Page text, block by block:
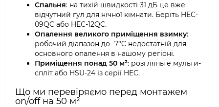
Спальня: на тихій швидкості 31 дБ це вже
відчутний гул для нічної кімнати. Беріть HEC-
09QC або HEC-12QC.
Опалення великого приміщення взимку:
робочий діапазон до -7°C недостатній для
основного опалення в нашому регіоні.
Приміщення понад 50 м²: розгляньте мульти-
спліт або HSU-24 із серії HEC.
Що ми перевіряємо перед монтажем
on/off на 50 м²